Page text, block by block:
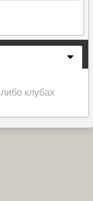
клубах